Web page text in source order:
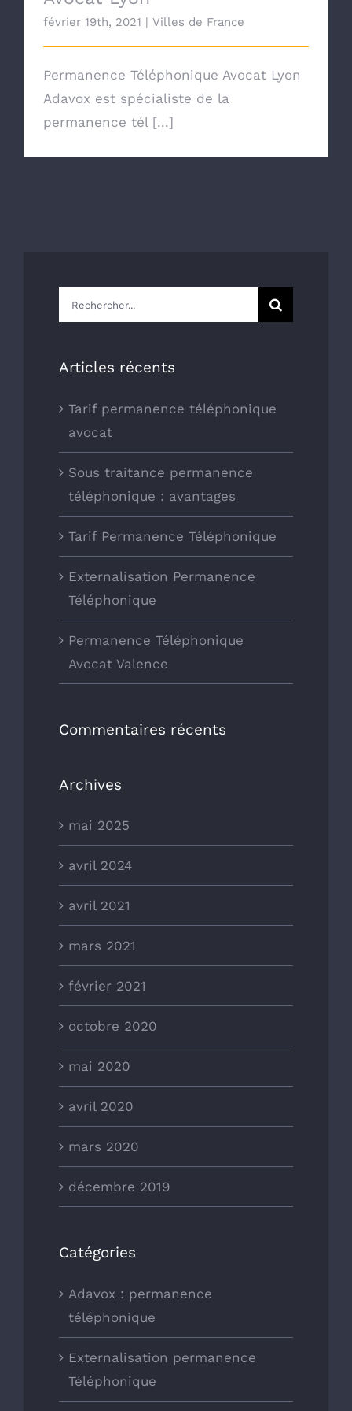
février 19th, 2021 | Villes de France
Permanence Téléphonique Avocat Lyon
Adavox est spécialiste de la
permanence tél [...]
Rechercher:
Articles récents
Tarif permanence téléphonique
avocat
Sous traitance permanence
téléphonique : avantages
Tarif Permanence Téléphonique
Externalisation Permanence
Téléphonique
Permanence Téléphonique
Avocat Valence
Commentaires récents
Archives
mai 2025
avril 2024
avril 2021
mars 2021
février 2021
octobre 2020
mai 2020
avril 2020
mars 2020
décembre 2019
Catégories
Adavox : permanence
téléphonique
Externalisation permanence
Téléphonique